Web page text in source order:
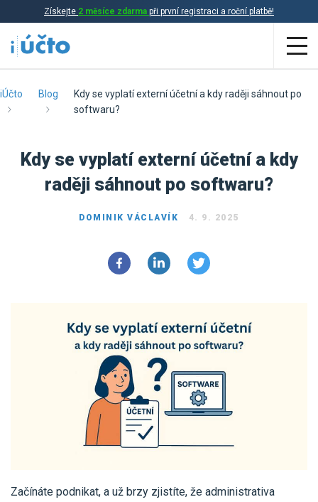
Získejte 2 měsíce zdarma při první registraci a roční platbě!
Aplikace
Daňová evidence
Fakturace
Přehled funkcí
Online daňová evidence
Propojení s bankou
Účetní a manažerské reporty
Ceník a sklady
One Stop Shop (OSS)
Všechny funkce
Pro uživatele iÚčto
Poptávka účetních služeb
Ceník účetních služeb
Pro koho je určené
Pro firmy
Pro živnostníky
Pro spolky
VYZKOUŠET ZDARMA
iÚčto Blog
Kdy se vyplatí externí účetní a kdy raději sáhnout po
softwaru?
Kdy se vyplatí externí účetní a kdy
raději sáhnout po softwaru?
DOMINIK VÁCLAVÍK 4. 9. 2025
Začínáte podnikat, a už brzy zjistíte, že administrativa